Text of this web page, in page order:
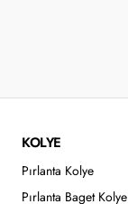
KOLYE
Pırlanta Kolye
Pırlanta Baget Kolye